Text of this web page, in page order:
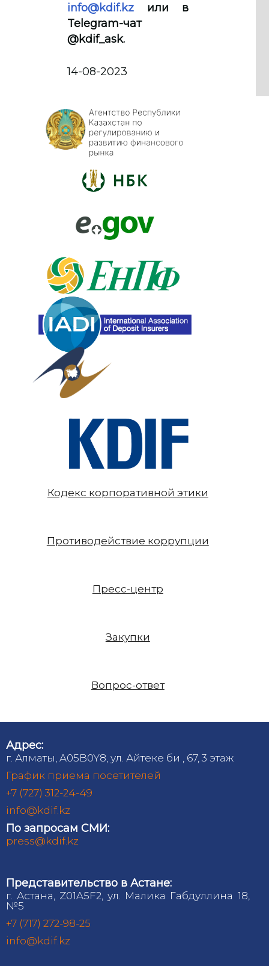
info@kdif.kz или в
Telegram-чат
@kdif_ask.
14-08-2023
Кодекс корпоративной этики
Противодействие коррупции
Пресс-центр
Закупки
Вопрос-ответ
Адрес:
г. Алматы, A05B0Y8, ул. Айтеке би , 67, 3 этаж
График приема посетителей
+7 (727) 312-24-49
info@kdif.kz
По запросам СМИ:
press@kdif.kz
Представительство в Астане:
г. Астана, Z01A5F2, ул. Малика Габдуллина 18,
№5
+7 (717) 272-98-25
info@kdif.kz